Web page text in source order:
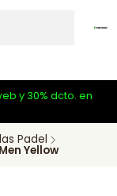
y 30% dcto. en
Padel
Yellow